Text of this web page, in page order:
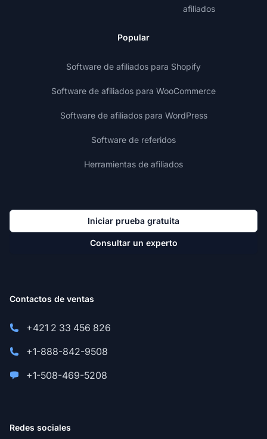
afiliados
Popular
Software de afiliados para Shopify
Software de afiliados para WooCommerce
Software de afiliados para WordPress
Software de referidos
Herramientas de afiliados
Iniciar prueba gratuita
Consultar un experto
Contactos de ventas
+421 2 33 456 826
+1-888-842-9508
+1-508-469-5208
Redes sociales